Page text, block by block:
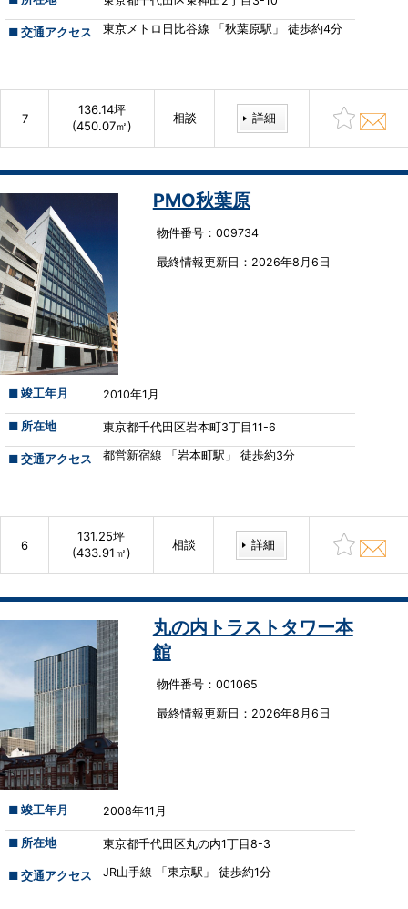
■ 交通アクセス 東京メトロ日比谷線 「秋葉原駅」 徒歩約4分
7
136.14坪
(450.07㎡)
相談 詳細
PMO秋葉原
物件番号：009734
最終情報更新⽇：2026年8月6日
■ 竣工年月 2010年1月
■ 所在地 東京都千代田区岩本町3丁目11-6
■ 交通アクセス 都営新宿線 「岩本町駅」 徒歩約3分
6
131.25坪
(433.91㎡)
相談 詳細
丸の内トラストタワー本
館
物件番号：001065
最終情報更新⽇：2026年8月6日
■ 竣工年月 2008年11月
■ 所在地 東京都千代田区丸の内1丁目8-3
■ 交通アクセス JR山手線 「東京駅」 徒歩約1分